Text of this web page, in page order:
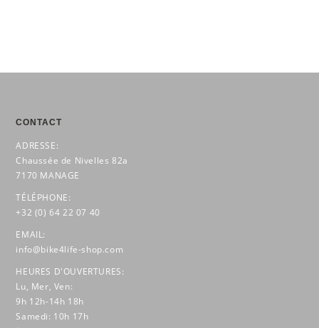
CONTACT
ADRESSE:
Chaussée de Nivelles 82a
7170 MANAGE
TÉLÉPHONE:
+32 (0) 64 22 07 40
EMAIL:
info@bike4life-shop.com
HEURES D'OUVERTURES:
Lu, Mer, Ven:
9h 12h-14h 18h
Samedi: 10h 17h